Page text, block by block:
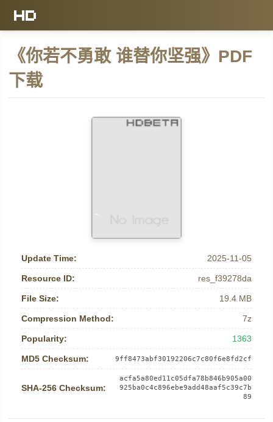
《你若不勇敢 谁替你坚强》PDF
下载
Update Time: 2025-11-05
Resource ID: res_f39278da
File Size: 19.4 MB
Compression Method: 7z
Popularity: 1363
MD5 Checksum: 9ff8473abf30192206c7c80f6e8fd2cf
SHA-256 Checksum:
acfa5a80ed11c05dfa78b846b905a00
925ba0c4c896ebe9add48aaf5c39c7b
89